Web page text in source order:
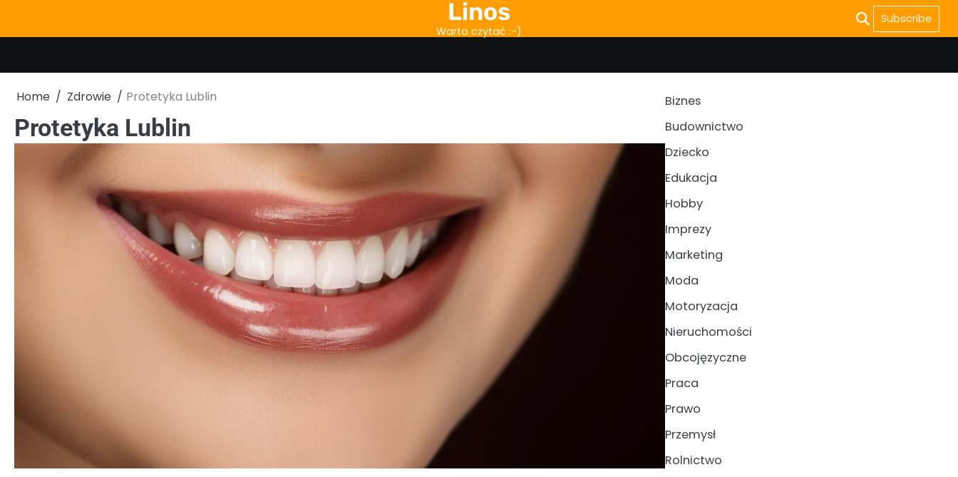
content
Linos
Warto czytać :-)
Subscribe
Home Zdrowie Protetyka Lublin
Protetyka Lublin
Biznes
Budownictwo
Dziecko
Edukacja
Hobby
Imprezy
Marketing
Moda
Motoryzacja
Nieruchomości
Obcojęzyczne
Praca
Prawo
Przemysł
Rolnictwo